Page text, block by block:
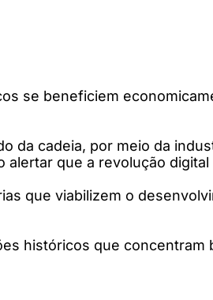
se beneficiem
da cadeia, por meio da
que a revolução
que viabilizem o
históricos que